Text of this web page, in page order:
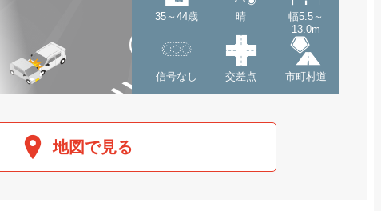
35～44歳 晴
幅5.5～
13.0m
信号なし 交差点 市町村道
地図で見る